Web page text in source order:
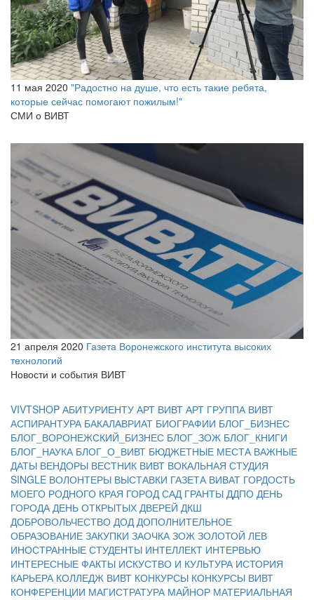
11 мая 2020 "Радостно на душе, что есть такие ребята,
которые сейчас помогают пожилым!"
СМИ о ВИВТ
21 апреля 2020 Газета Воронежского института высоких
технологий
Новости и события ВИВТ
VIVTSHOP АБИТУРИЕНТУ АРТ ВИВТ АРТ ГРУППА ВИВТ
АСПИРАНТУРА БАКАЛАВРИАТ БИОГРАФИИ БЛОГ_БИЗНЕС
БЛОГ_ВОРОНЕЖСКИЙ_БИЗНЕС БЛОГ_ЗОЖ БЛОГ_КНИГИ
БЛОГ_НАУКА БЛОГ_О_ВИВТ БЮДЖЕТНЫЕ МЕСТА ВАЖНЫЕ
ДАТЫ ВЕНДОРЫ ВЕСТНИК ВИВТ ВОКАЛЬНАЯ СТУДИЯ
SINGLE ВОЛОНТЕРЫ ВЫСТАВКИ ГАЗЕТА ВИВАТ ГОРДОСТЬ
МОЕГО РОДНОГО КРАЯ ГОРОД САД ГРАНТЫ ДДПО ДЕНЬ
ГОРОДАДЕНЬ ОТКРЫТЫХ ДВЕРЕЙ ДКШ
ДОБРОВОЛЬЧЕСТВО ДОДДОПОЛНИТЕЛЬНОЕ
ОБРАЗОВАНИЕ ЗАКУПКИ ЗАОЧКАЗОЖ ЗОЛОТОЙ ЛЕВ
ИНОСТРАННЫЕ СТУДЕНТЫ ИНТЕЛЛЕКТ ИНТЕРВЬЮ
ИНТЕРЕСНЫЕ ФАКТЫ ИСКУСТВО И КУЛЬТУРА ИСТОРИЯ
КАРЬЕРА КОЛЛЕДЖ ВИВТ КОНКУРСЫ КОНКУРСЫ ВИВТ
КОНФЕРЕНЦИИ МАГИСТРАТУРА МАЙНОР МАТЕРИАЛЬНАЯ